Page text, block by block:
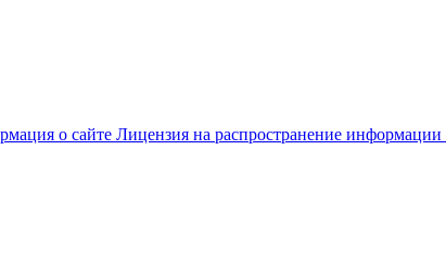
о сайте Лицензия на распространение информации